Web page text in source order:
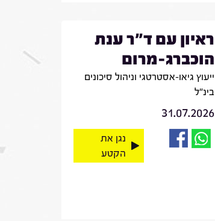
ראיון עם ד"ר ענת
הוכברג-מרום
ייעוץ גיאו-אסטרטגי וניהול סיכונים
בינ"ל
31.07.2026
נגן את
הקטע